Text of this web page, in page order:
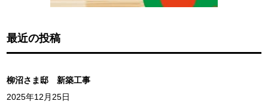
最近の投稿
柳沼さま邸 新築工事
2025年12月25日